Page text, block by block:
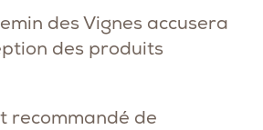
des Vignes accusera
des produits
recommandé de